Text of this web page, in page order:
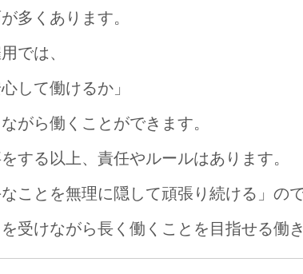
多くあります。
では、
して働けるか」
がら働くことができます。
する以上、責任やルールはあります。
ことを無理に隠して頑張り続ける」ので
受けながら長く働くことを目指せる働き